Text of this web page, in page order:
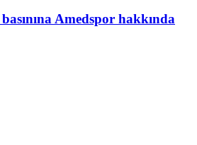
Amedspor hakkında